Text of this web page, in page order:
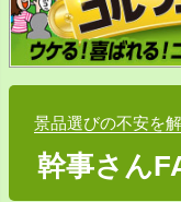
景品選びの不安を解
幹事さん